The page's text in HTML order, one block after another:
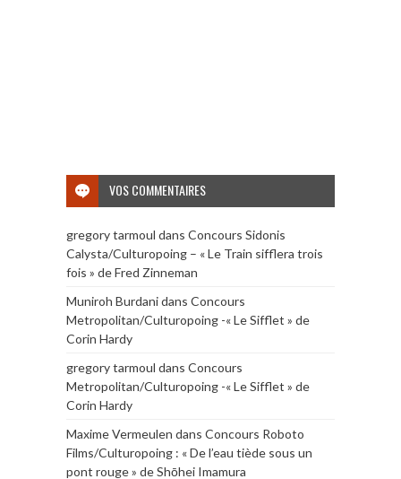
VOS COMMENTAIRES
gregory tarmoul dans Concours Sidonis
Calysta/Culturopoing – « Le Train sifflera trois
fois » de Fred Zinneman
Muniroh Burdanidans Concours
Metropolitan/Culturopoing -« Le Sifflet » de
Corin Hardy
gregory tarmoul dans Concours
Metropolitan/Culturopoing -« Le Sifflet » de
Corin Hardy
Maxime Vermeulen dans Concours Roboto
Films/Culturopoing : « De l’eau tiède sous un
pont rouge » de Shōhei Imamura